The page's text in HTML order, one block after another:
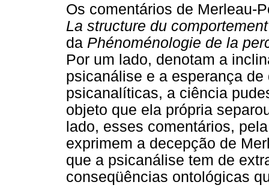
Os comentários de Merleau-
La structure du
da Phénoménologie de la
Por um lado, denotam a
psicanálise e a esperança
psicanalíticas, a ciência
objeto que ela própria
lado, esses comentários,
exprimem a decepção de
que a psicanálise tem de
conseqüências ontológicas